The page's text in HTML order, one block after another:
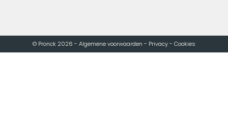
© Pronck 2026 - Algemene voorwaarden - Privacy - Cookies